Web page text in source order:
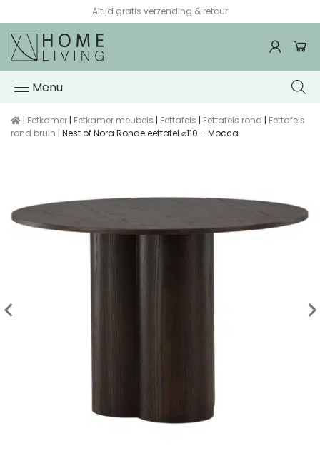
Altijd gratis verzending & retour
Menu
| Eetkamer | Eetkamer meubels | Eettafels | Eettafels rond | Eettafels
rond bruin | Nest of Nora Ronde eettafel ⌀110 – Mocca